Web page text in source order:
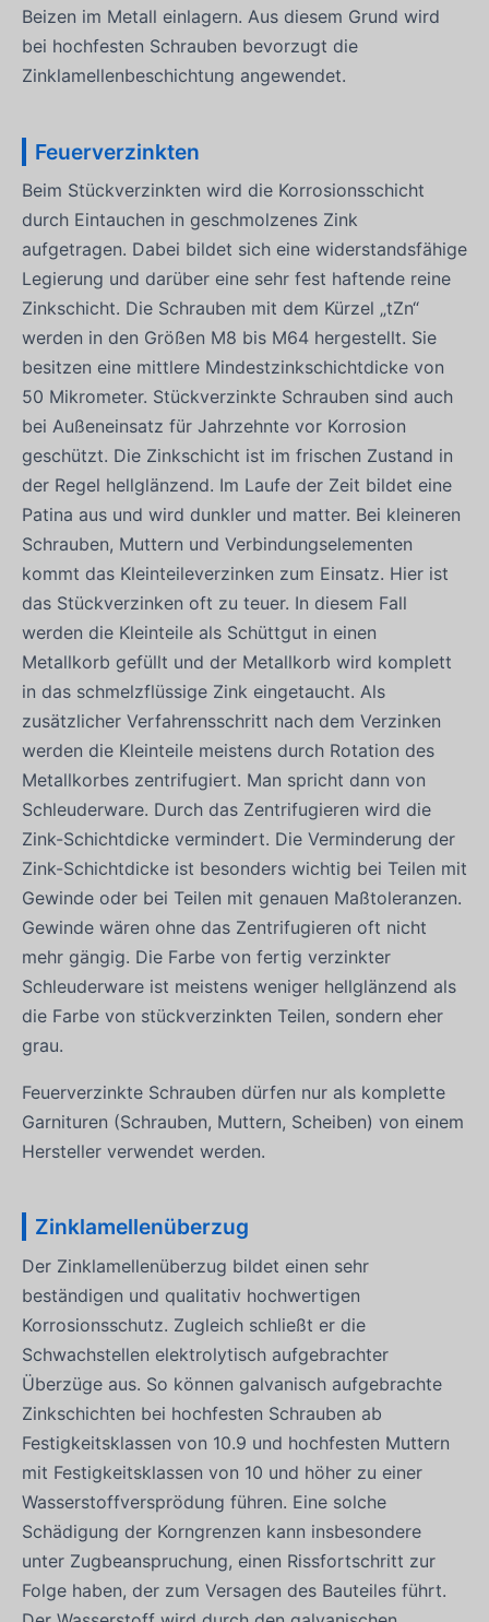
Beizen im Metall einlagern. Aus diesem Grund wird
bei hochfesten Schrauben bevorzugt die
Zinklamellenbeschichtung angewendet.
Feuerverzinkten
Beim Stückverzinkten wird die Korrosionsschicht
durch Eintauchen in geschmolzenes Zink
aufgetragen. Dabei bildet sich eine widerstandsfähige
Legierung und darüber eine sehr fest haftende reine
Zinkschicht. Die Schrauben mit dem Kürzel „tZn“
werden in den Größen M8 bis M64 hergestellt. Sie
besitzen eine mittlere Mindestzinkschichtdicke von
50 Mikrometer. Stückverzinkte Schrauben sind auch
bei Außeneinsatz für Jahrzehnte vor Korrosion
geschützt. Die Zinkschicht ist im frischen Zustand in
der Regel hellglänzend. Im Laufe der Zeit bildet eine
Patina aus und wird dunkler und matter. Bei kleineren
Schrauben, Muttern und Verbindungselementen
kommt das Kleinteileverzinken zum Einsatz. Hier ist
das Stückverzinken oft zu teuer. In diesem Fall
werden die Kleinteile als Schüttgut in einen
Metallkorb gefüllt und der Metallkorb wird komplett
in das schmelzflüssige Zink eingetaucht. Als
zusätzlicher Verfahrensschritt nach dem Verzinken
werden die Kleinteile meistens durch Rotation des
Metallkorbes zentrifugiert. Man spricht dann von
Schleuderware. Durch das Zentrifugieren wird die
Zink-Schichtdicke vermindert. Die Verminderung der
Zink-Schichtdicke ist besonders wichtig bei Teilen mit
Gewinde oder bei Teilen mit genauen Maßtoleranzen.
Gewinde wären ohne das Zentrifugieren oft nicht
mehr gängig. Die Farbe von fertig verzinkter
Schleuderware ist meistens weniger hellglänzend als
die Farbe von stückverzinkten Teilen, sondern eher
grau.
Feuerverzinkte Schrauben dürfen nur als komplette
Garnituren (Schrauben, Muttern, Scheiben) von einem
Hersteller verwendet werden.
Zinklamellenüberzug
Der Zinklamellenüberzug bildet einen sehr
beständigen und qualitativ hochwertigen
Korrosionsschutz. Zugleich schließt er die
Schwachstellen elektrolytisch aufgebrachter
Überzüge aus. So können galvanisch aufgebrachte
Zinkschichten bei hochfesten Schrauben ab
Festigkeitsklassen von 10.9 und hochfesten Muttern
mit Festigkeitsklassen von 10 und höher zu einer
Wasserstoffversprödung führen. Eine solche
Schädigung der Korngrenzen kann insbesondere
unter Zugbeanspruchung, einen Rissfortschritt zur
Folge haben, der zum Versagen des Bauteiles führt.